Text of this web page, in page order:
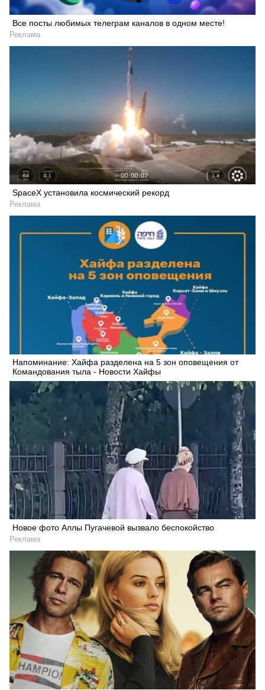
Все посты любимых телеграм каналов в одном месте!
Реклама
SpaceX установила космический рекорд
Реклама
Напоминание: Xайфа разделена на 5 зон оповещения от
Командования тыла - Новости Хайфы
Новое фото Аллы Пугачевой вызвало беспокойство
Реклама